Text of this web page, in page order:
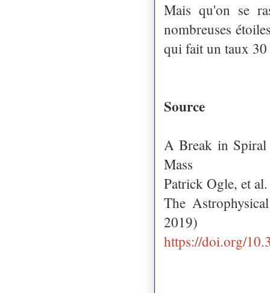
Mais qu'on se
nombreuses
qui fait un taux 30
Source
A Break in
Mass
Patrick Ogle, et al.
The
2019)
https://doi.org/